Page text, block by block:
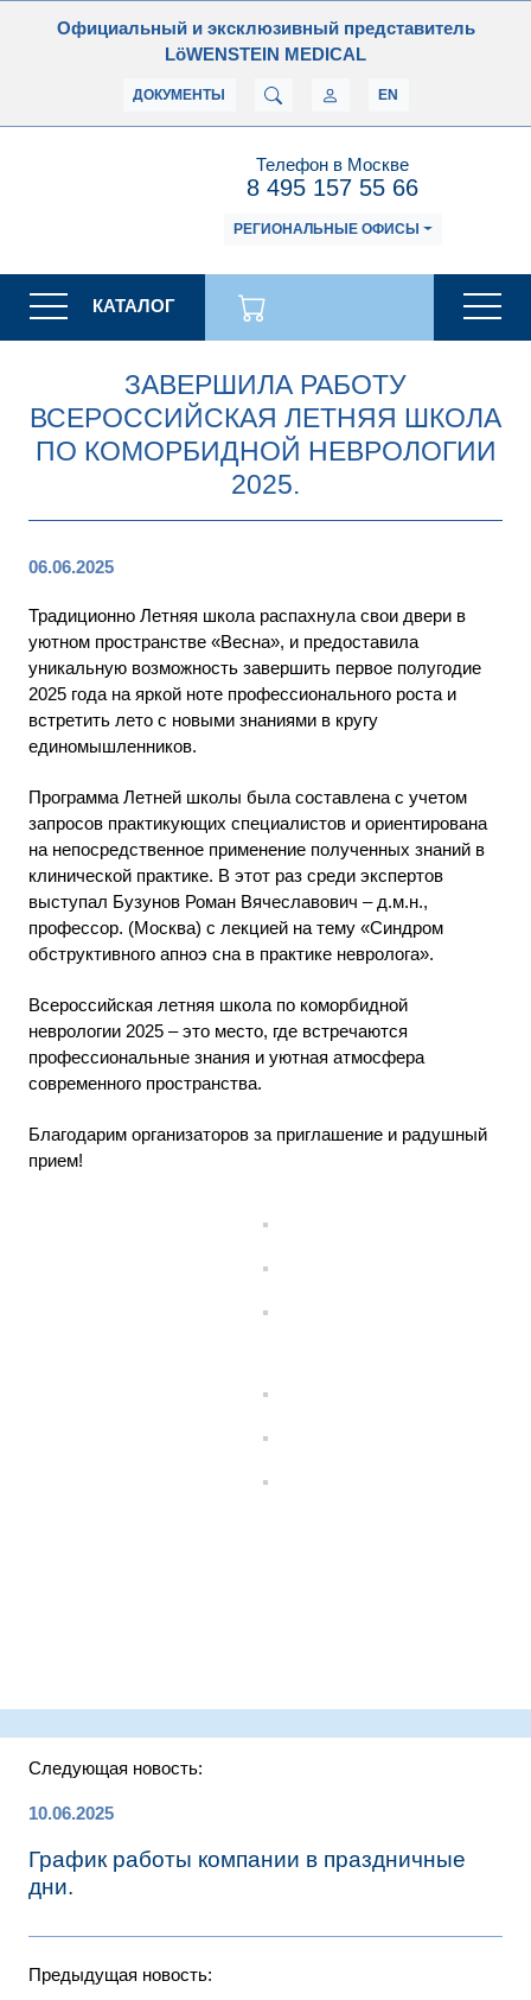
Официальный и эксклюзивный представитель
LöWENSTEIN MEDICAL
ДОКУМЕНТЫ EN
Телефон в Москве
8 495 157 55 66
РЕГИОНАЛЬНЫЕ ОФИСЫ
КАТАЛОГ
ЗАВЕРШИЛА РАБОТУ
ВСЕРОССИЙСКАЯ ЛЕТНЯЯ ШКОЛА
ПО КОМОРБИДНОЙ НЕВРОЛОГИИ
2025.
06.06.2025
Традиционно Летняя школа распахнула свои двери в
уютном пространстве «Весна», и предоставила
уникальную возможность завершить первое полугодие
2025 года на яркой ноте профессионального роста и
встретить лето с новыми знаниями в кругу
единомышленников.
Программа Летней школы была составлена с учетом
запросов практикующих специалистов и ориентирована
на непосредственное применение полученных знаний в
клинической практике. В этот раз среди экспертов
выступал Бузунов Роман Вячеславович – д.м.н.,
профессор. (Москва) с лекцией на тему «Синдром
обструктивного апноэ сна в практике невролога».
Всероссийская летняя школа по коморбидной
неврологии 2025 – это место, где встречаются
профессиональные знания и уютная атмосфера
современного пространства.
Благодарим организаторов за приглашение и радушный
прием!
Следующая новость:
10.06.2025
График работы компании в праздничные
дни.
Предыдущая новость: